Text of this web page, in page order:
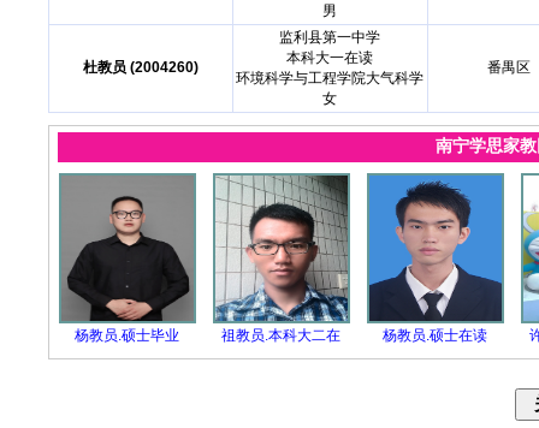
男
杜教员 (2004260)
监利县第一中学
本科大一在读
环境科学与工程学院大气科学
女
番禺区
南宁学思家
杨教员.硕士毕业 祖教员.本科大二在 杨教员.硕士在读